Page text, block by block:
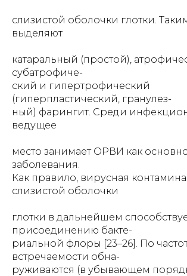
слизистой оболочки глотки.
выделяют
катаральный (простой),
субатрофиче-
ский и гипертрофический
(гиперпластический, гранулез-
ный) фарингит. Среди
ведущее
место занимает ОРВИ как
заболевания.
Как правило, вирусная
слизистой оболочки
глотки в дальнейшем
присоединению бакте-
риальной флоры [23–26]. По
встречаемости обна-
руживаются (в убывающем